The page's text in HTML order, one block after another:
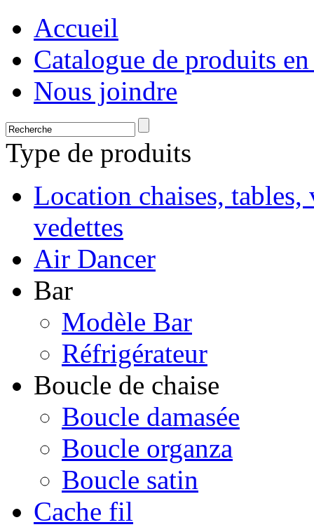
Accueil
Catalogue de produits
Nous joindre
Type de produits
Location chaises,
vedettes
Air Dancer
Bar
Modèle Bar
Réfrigérateur
Boucle de chaise
Boucle damasée
Boucle organza
Boucle satin
Cache fil